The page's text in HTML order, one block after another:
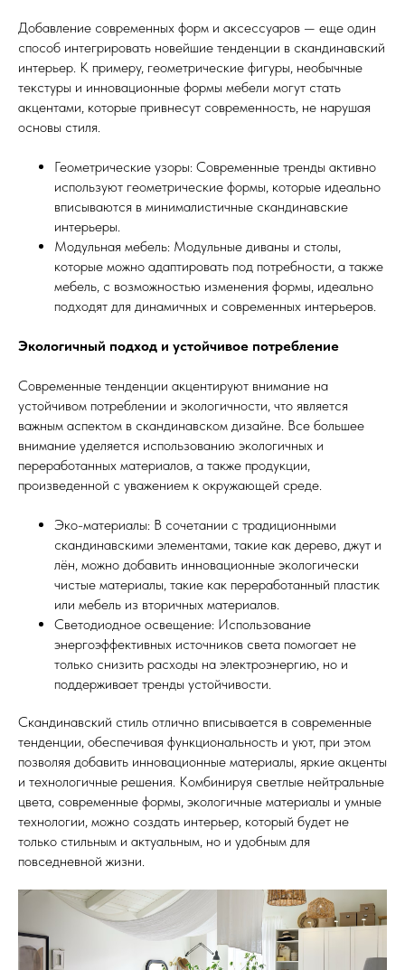
Добавление современных форм и аксессуаров — еще один
способ интегрировать новейшие тенденции в скандинавский
интерьер. К примеру, геометрические фигуры, необычные
текстуры и инновационные формы мебели могут стать
акцентами, которые привнесут современность, не нарушая
основы стиля.
Геометрические узоры: Современные тренды активно
используют геометрические формы, которые идеально
вписываются в минималистичные скандинавские
интерьеры.
Модульная мебель: Модульные диваны и столы,
которые можно адаптировать под потребности, а также
мебель, с возможностью изменения формы, идеально
подходят для динамичных и современных интерьеров.
Экологичный подход и устойчивое потребление
Современные тенденции акцентируют внимание на
устойчивом потреблении и экологичности, что является
важным аспектом в скандинавском дизайне. Все большее
внимание уделяется использованию экологичных и
переработанных материалов, а также продукции,
произведенной с уважением к окружающей среде.
Эко-материалы: В сочетании с традиционными
скандинавскими элементами, такие как дерево, джут и
лён, можно добавить инновационные экологически
чистые материалы, такие как переработанный пластик
или мебель из вторичных материалов.
Светодиодное освещение: Использование
энергоэффективных источников света помогает не
только снизить расходы на электроэнергию, но и
поддерживает тренды устойчивости.
Скандинавский стиль отлично вписывается в современные
тенденции, обеспечивая функциональность и уют, при этом
позволяя добавить инновационные материалы, яркие акценты
и технологичные решения. Комбинируя светлые нейтральные
цвета, современные формы, экологичные материалы и умные
технологии, можно создать интерьер, который будет не
только стильным и актуальным, но и удобным для
повседневной жизни.